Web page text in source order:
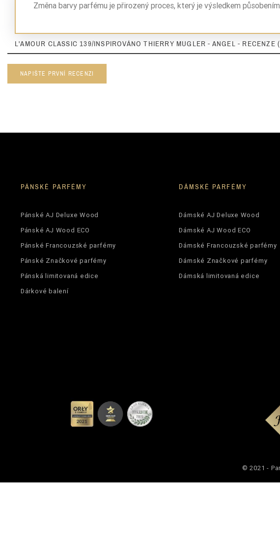
Změna barvy parfému je přirozený proces, který je výsledkem
L'AMOUR CLASSIC 139/INSPIROVÁNO THIERRY MUGLER - ANGEL - RECENZE
NAPIŠTE PRVNÍ RECENZI
PÁNSKÉ PARFÉMY
Pánské AJ Deluxe Wood
Pánské AJ Wood ECO
Pánské Francouzské parfémy
Pánské Značkové parfémy
Pánská limitovaná edice
Dárkové balení
DÁMSKÉ PARFÉMY
Dámské AJ Deluxe Wood
Dámské AJ Wood ECO
Dámské Francouzské parfémy
Dámské Značkové parfémy
Dámská limitovaná edice
© 2021 -